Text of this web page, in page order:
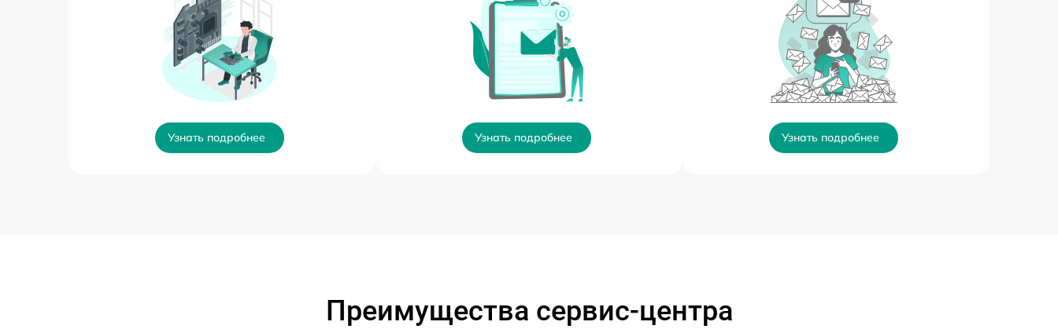
Узнать подробнее Узнать подробнее Узнать подробнее
Преимущества сервис-центра